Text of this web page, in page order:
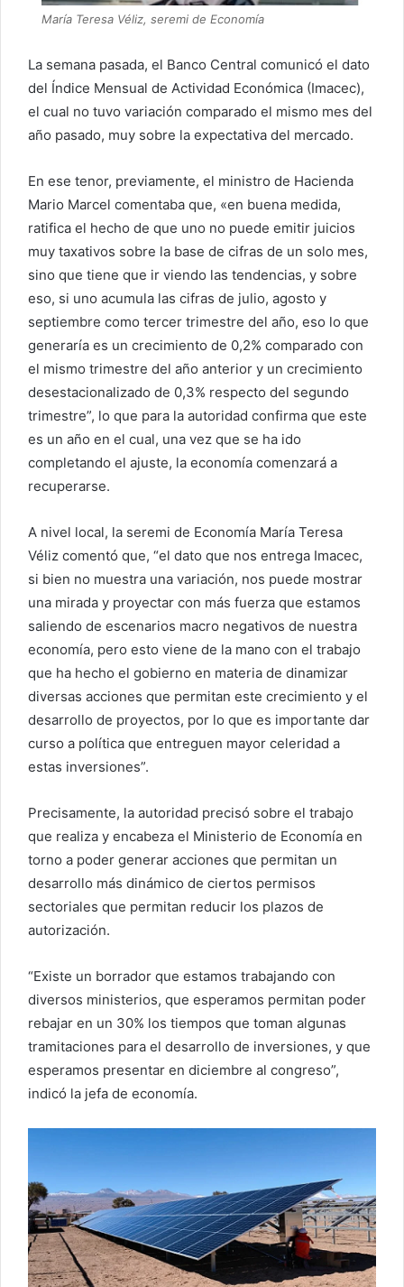
María Teresa Véliz, seremi de Economía
La semana pasada, el Banco Central comunicó el dato
del Índice Mensual de Actividad Económica (Imacec),
el cual no tuvo variación comparado el mismo mes del
año pasado, muy sobre la expectativa del mercado.
En ese tenor, previamente, el ministro de Hacienda
Mario Marcel comentaba que, «en buena medida,
ratifica el hecho de que uno no puede emitir juicios
muy taxativos sobre la base de cifras de un solo mes,
sino que tiene que ir viendo las tendencias, y sobre
eso, si uno acumula las cifras de julio, agosto y
septiembre como tercer trimestre del año, eso lo que
generaría es un crecimiento de 0,2% comparado con
el mismo trimestre del año anterior y un crecimiento
desestacionalizado de 0,3% respecto del segundo
trimestre”, lo que para la autoridad confirma que este
es un año en el cual, una vez que se ha ido
completando el ajuste, la economía comenzará a
recuperarse.
A nivel local, la seremi de Economía María Teresa
Véliz comentó que, “el dato que nos entrega Imacec,
si bien no muestra una variación, nos puede mostrar
una mirada y proyectar con más fuerza que estamos
saliendo de escenarios macro negativos de nuestra
economía, pero esto viene de la mano con el trabajo
que ha hecho el gobierno en materia de dinamizar
diversas acciones que permitan este crecimiento y el
desarrollo de proyectos, por lo que es importante dar
curso a política que entreguen mayor celeridad a
estas inversiones”.
Precisamente, la autoridad precisó sobre el trabajo
que realiza y encabeza el Ministerio de Economía en
torno a poder generar acciones que permitan un
desarrollo más dinámico de ciertos permisos
sectoriales que permitan reducir los plazos de
autorización.
“Existe un borrador que estamos trabajando con
diversos ministerios, que esperamos permitan poder
rebajar en un 30% los tiempos que toman algunas
tramitaciones para el desarrollo de inversiones, y que
esperamos presentar en diciembre al congreso”,
indicó la jefa de economía.